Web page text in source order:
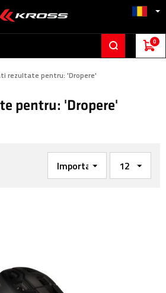
0
rezultate pentru: 'Dropere'
pentru: 'Dropere'